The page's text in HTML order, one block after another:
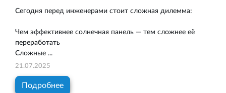
Сегодня перед инженерами стоит сложная дилемма:
Чем эффективнее солнечная панель — тем сложнее её
переработать
Сложные ...
21.07.2025
Подробнее